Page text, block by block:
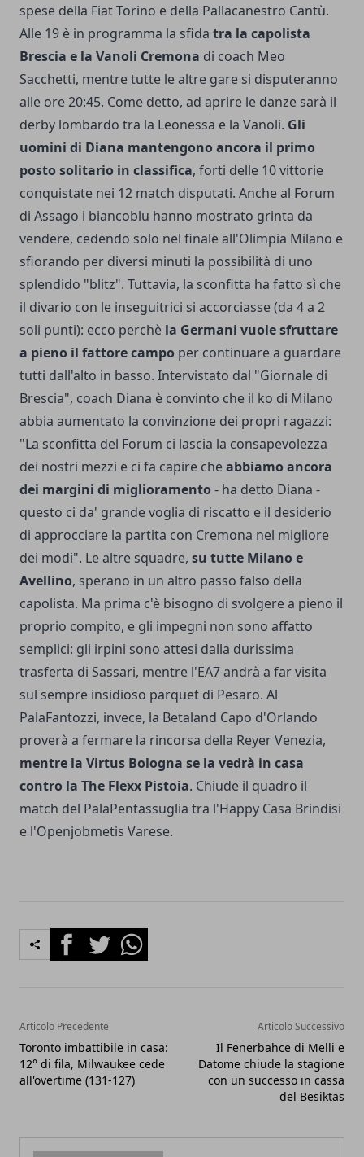
spese della Fiat Torino e della Pallacanestro Cantù.
Alle 19 è in programma la sfida tra la capolista
Brescia e la Vanoli Cremona di coach Meo
Sacchetti, mentre tutte le altre gare si disputeranno
alle ore 20:45. Come detto, ad aprire le danze sarà il
derby lombardo tra la Leonessa e la Vanoli. Gli
uomini di Diana mantengono ancora il primo
posto solitario in classifica, forti delle 10 vittorie
conquistate nei 12 match disputati. Anche al Forum
di Assago i biancoblu hanno mostrato grinta da
vendere, cedendo solo nel finale all'Olimpia Milano e
sfiorando per diversi minuti la possibilità di uno
splendido "blitz". Tuttavia, la sconfitta ha fatto sì che
il divario con le inseguitrici si accorciasse (da 4 a 2
soli punti): ecco perchè la Germani vuole sfruttare
a pieno il fattore campo per continuare a guardare
tutti dall'alto in basso. Intervistato dal "Giornale di
Brescia", coach Diana è convinto che il ko di Milano
abbia aumentato la convinzione dei propri ragazzi:
"La sconfitta del Forum ci lascia la consapevolezza
dei nostri mezzi e ci fa capire cheabbiamo ancora
dei margini di miglioramento - ha detto Diana -
questo ci da' grande voglia di riscatto e il desiderio
di approcciare la partita con Cremona nel migliore
dei modi". Le altre squadre, su tutte Milano e
Avellino, sperano in un altro passo falso della
capolista. Ma prima c'è bisogno di svolgere a pieno il
proprio compito, e gli impegni non sono affatto
semplici: gli irpini sono attesi dalla durissima
trasferta di Sassari, mentre l'EA7 andrà a far visita
sul sempre insidioso parquet di Pesaro. Al
PalaFantozzi, invece, la Betaland Capo d'Orlando
proverà a fermare la rincorsa della Reyer Venezia,
mentre la Virtus Bologna se la vedrà in casa
contro la The Flexx Pistoia. Chiude il quadro il
match del PalaPentassuglia tra l'Happy Casa Brindisi
e l'Openjobmetis Varese.
FacebookTwitterWhatsapp
Articolo Precedente
Toronto imbattibile in casa:
12° di fila, Milwaukee cede
all'overtime (131-127)
Articolo Successivo
Il Fenerbahce di Melli e
Datome chiude la stagione
con un successo in cassa
del Besiktas